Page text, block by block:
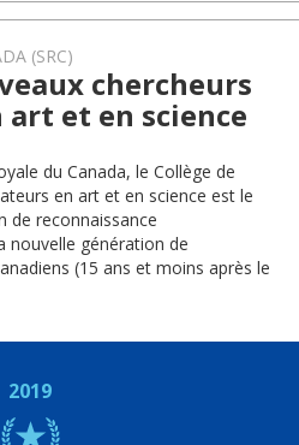
(SRC)
chercheurs
et en science
du Canada, le Collège de
en art et en science est le
de reconnaissance
nouvelle génération de
(15 ans et moins après le
2019